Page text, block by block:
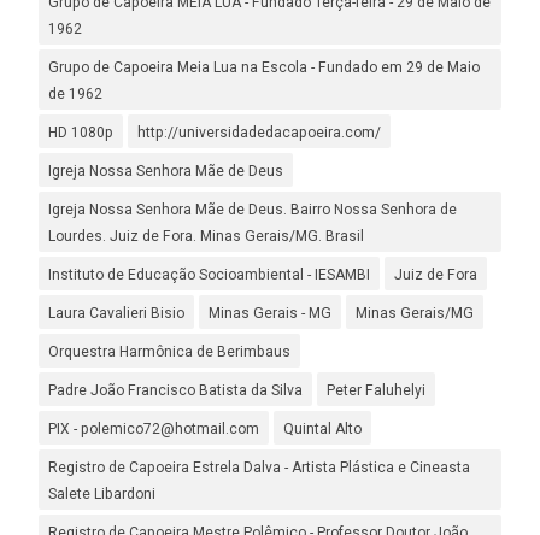
1962
Grupo de Capoeira Meia Lua na Escola - Fundado em 29 de Maio
de 1962
HD 1080p http://universidadedacapoeira.com/
Igreja Nossa Senhora Mãe de Deus
Igreja Nossa Senhora Mãe de Deus. Bairro Nossa Senhora de
Lourdes. Juiz de Fora. Minas Gerais/MG. Brasil
Instituto de Educação Socioambiental - IESAMBI Juiz de Fora
Laura Cavalieri Bisio Minas Gerais - MG Minas Gerais/MG
Orquestra Harmônica de Berimbaus
Padre João Francisco Batista da Silva Peter Faluhelyi
PIX - polemico72@hotmail.com Quintal Alto
Registro de Capoeira Estrela Dalva - Artista Plástica e Cineasta
Salete Libardoni